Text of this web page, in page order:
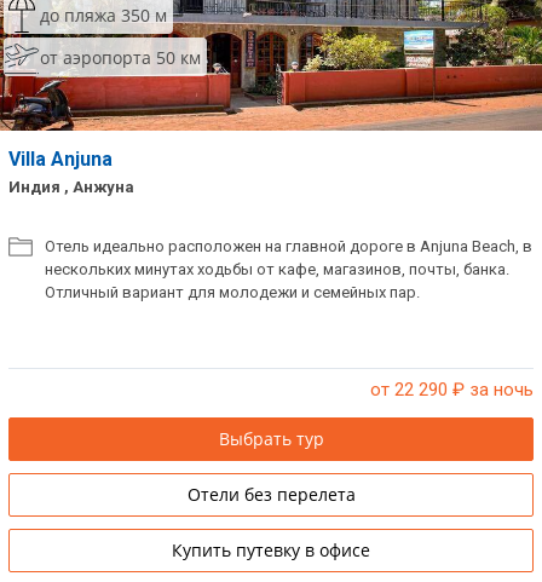
до пляжа 350 м
от аэропорта 50 км
Villa Anjuna
Индия , Анжуна
Отель идеально расположен на главной дороге в Anjuna Beach, в
нескольких минутах ходьбы от кафе, магазинов, почты, банка.
Отличный вариант для молодежи и семейных пар.
от 22 290 ₽ за ночь
Выбрать тур
Отели без перелета
Купить путевку в офисе
Сетевые отели Таиланда
Сетевые отели Шри Ланки
Сетевые отели Вьетнама
Сетевые отели Мальдив
Сетевые отели Бали